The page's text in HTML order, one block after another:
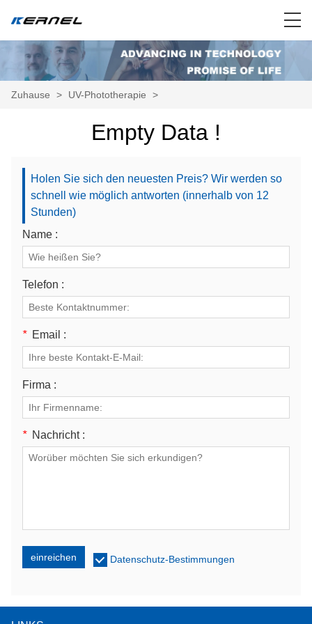
Zuhause > UV-Phototherapie >
Empty Data !
Holen Sie sich den neuesten Preis? Wir werden so
schnell wie möglich antworten (innerhalb von 12
Stunden)
Name :
Telefon :
* Email :
Firma :
* Nachricht :
einreichen Datenschutz-Bestimmungen